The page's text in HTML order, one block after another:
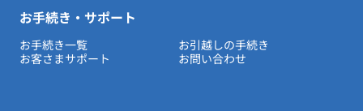
お手続き・サポート
お手続き一覧
お引越しの手続き
お客さまサポート
お問い合わせ